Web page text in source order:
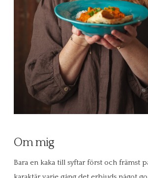
Om mig
Bara en kaka till syftar först och främst